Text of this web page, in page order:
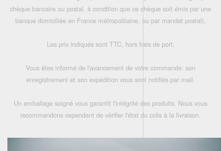
chèque bancaire ou postal, à condition que ce chèque soit émis par une
banque domiciliée en France métropolitaine, ou par mandat postal),
Les prix indiqués sont TTC, hors frais de port,
Vous êtes informé de l'avancement de votre commande: son
enregistrement et son expédition vous sont notifiés par mail.
Un emballage soigné vous garantit l'intégrité des produits. Nous vous
recommandons cependant de vérifier l'état du colis à la livraison.